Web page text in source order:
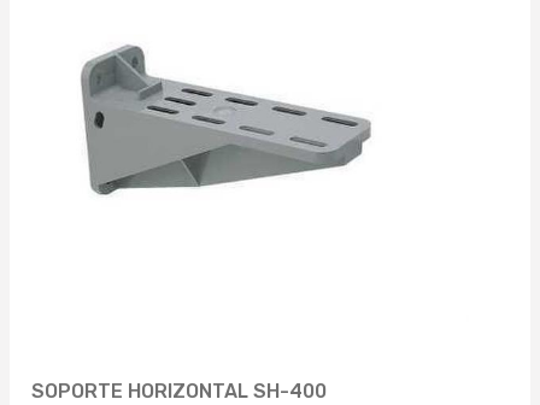
SOPORTE HORIZONTAL SH-400